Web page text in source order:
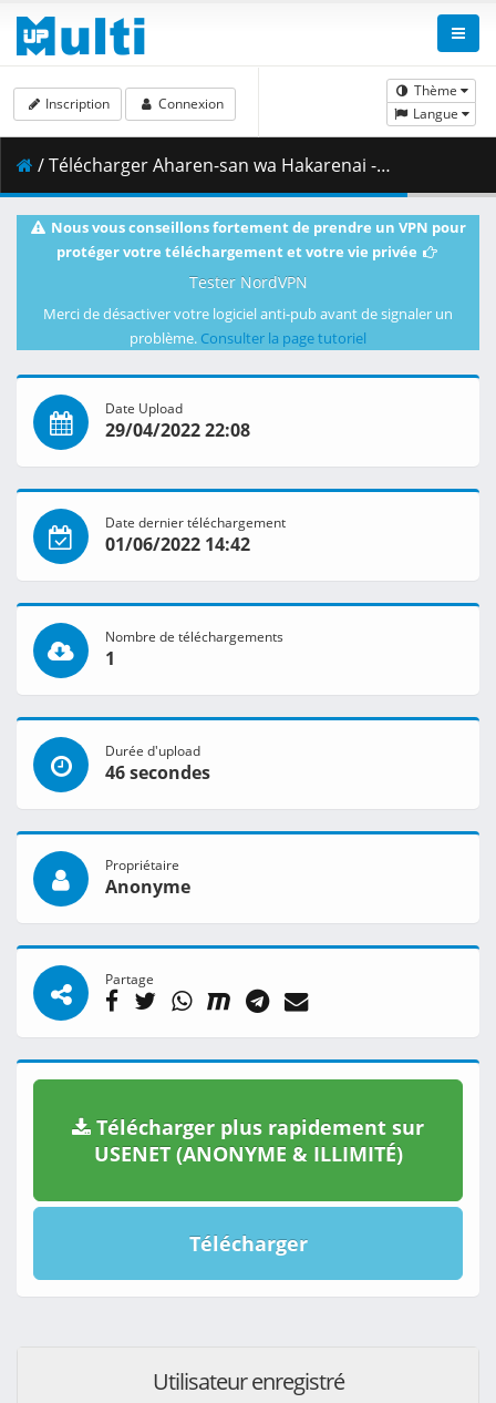
Thème
Langue
Inscription Connexion
/ Télécharger Aharen-san wa Hakarenai - S01E03 - DUAL 720p WEB x264 -NanDesuKa (CR).mkv.001 ( 364.78 MB )
Nous vous conseillons fortement de prendre un VPN pour
protéger votre téléchargement et votre vie privée
Tester NordVPN
Merci de désactiver votre logiciel anti-pub avant de signaler un
problème. Consulter la page tutoriel
Date Upload
29/04/2022 22:08
Date dernier téléchargement
01/06/2022 14:42
Nombre de téléchargements
1
Durée d'upload
46 secondes
Propriétaire
Anonyme
Partage
Télécharger plus rapidement sur
USENET (ANONYME & ILLIMITÉ)
Télécharger
Utilisateur enregistré